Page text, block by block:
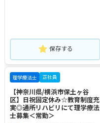
保存する
理学療法士 正社員
【神奈川県/横浜市保土ヶ谷
区】日祝固定休み☆教育制度充
実◎通所リハビリにて理学療法
士募集＜常勤＞